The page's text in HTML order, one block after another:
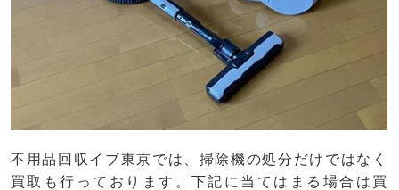
不用品回収イブ東京では、掃除機の処分だけではなく
買取も行っております。下記に当てはまる場合は買